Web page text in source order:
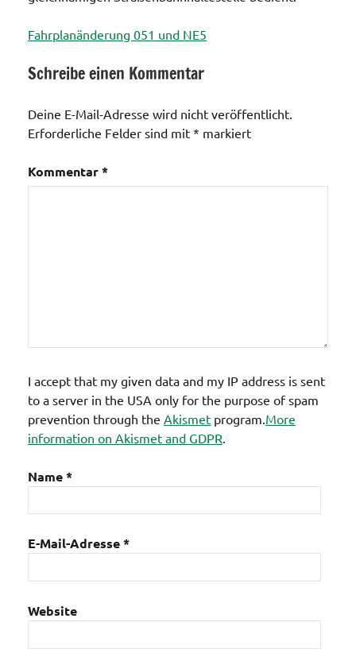
Fahrplanänderung 051 und NE5
/ Bus und
Schreibe einen Kommentar
Deine E-Mail-Adresse wird nicht veröffentlicht.
Erforderliche Felder sind mit * markiert
Kommentar*
I accept that my given data and my IP address is sent
to a server in the USA only for the purpose of spam
prevention through the Akismet program. More
information on Akismet and GDPR
Name*
E-Mail-Adresse*
Website